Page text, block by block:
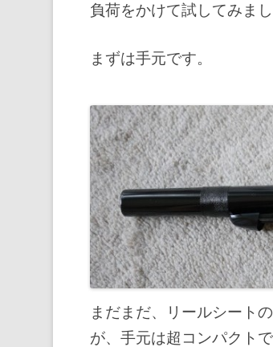
負荷をかけて試してみまし
まずは手元です。
まだまだ、リールシート
が、手元は超コンパクト